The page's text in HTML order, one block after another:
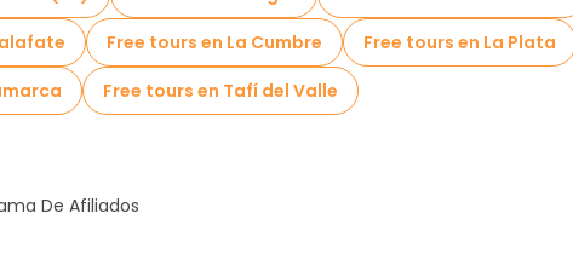
Free tours en La Cumbre
Free tours en La Plata
Free tours en Tafí del Valle
De Afiliados